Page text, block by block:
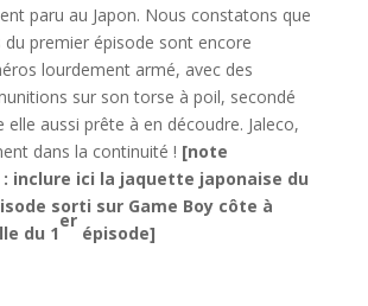
paru au Japon. Nous constatons que
premier épisode sont encore
lourdement armé, avec des
sur son torse à poil, secondé
elle aussi prête à en découdre. Jaleco,
dans la continuité ! [note
inclure ici la jaquette japonaise du
sorti sur Game Boy côte à
du 1
er
épisode]